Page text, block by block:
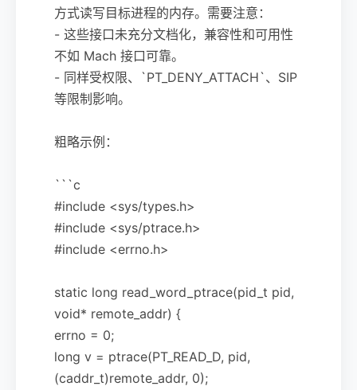
方式读写目标进程的内存。需要注意：
- 这些接口未充分文档化，兼容性和可用性
不如 Mach 接口可靠。
- 同样受权限、`PT_DENY_ATTACH`、SIP
等限制影响。
粗略示例：
```c
#include <sys/types.h>
#include <sys/ptrace.h>
#include <errno.h>
static long read_word_ptrace(pid_t pid,
void* remote_addr) {
errno = 0;
long v = ptrace(PT_READ_D, pid,
(caddr_t)remote_addr, 0);